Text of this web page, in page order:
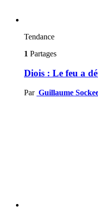
Tendance
1 Partages
Diois : Le feu a
Par Guillaume